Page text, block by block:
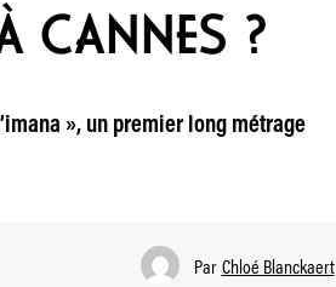
CANNES ?
», un premier long métrage
Par Chloé Blanckaert